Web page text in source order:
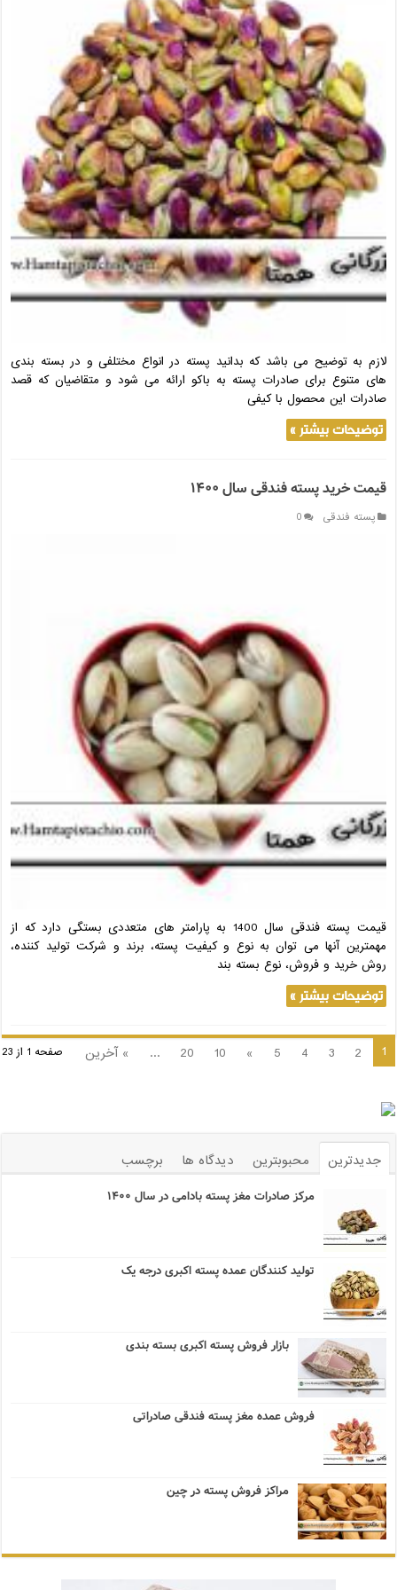
لازم به توضیح می باشد که بدانید پسته در انواع مختلفی و در بسته بندی
های متنوع برای صادرات پسته به باکو ارائه می شود و متقاضیان که قصد
صادرات این محصول با کیفی
توضیحات بیشتر »
قیمت خرید پسته فندقی سال ۱۴۰۰
پسته فندقی 0
قیمت پسته فندقی سال 1400 به پارامتر های متعددی بستگی دارد که از
مهمترین آنها می توان به نوع و کیفیت پسته، برند و شرکت تولید کننده،
روش خرید و فروش، نوع بسته بند
توضیحات بیشتر »
صفحه 1 از 23 1
2
3
4
5
»
10
20
... » آخرین
جدیدترین محبوبترین دیدگاه ها برچسب
مرکز صادرات مغز پسته بادامی در سال ۱۴۰۰
تولید کنندگان عمده پسته اکبری درجه یک
بازار فروش پسته اکبری بسته بندی
فروش عمده مغز پسته فندقی صادراتی
مراکز فروش پسته در چین